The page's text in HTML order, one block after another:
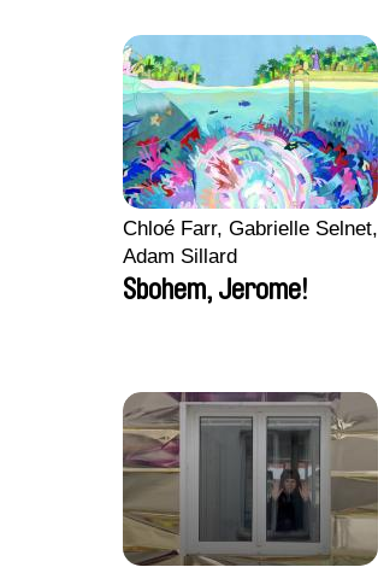
Chloé Farr, Gabrielle Selnet,
Adam Sillard
Sbohem, Jerome!